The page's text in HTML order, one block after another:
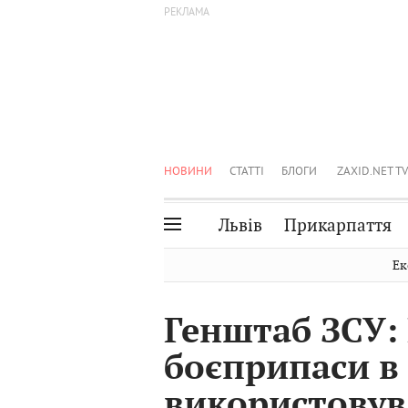
НОВИНИ СТАТТІ БЛОГИ ZAXID.NET TV
Львів Прикарпаття
Волинь
Чернівці
Генштаб ЗСУ:
боєприпаси в